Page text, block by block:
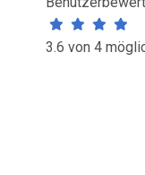
3.6 von 4